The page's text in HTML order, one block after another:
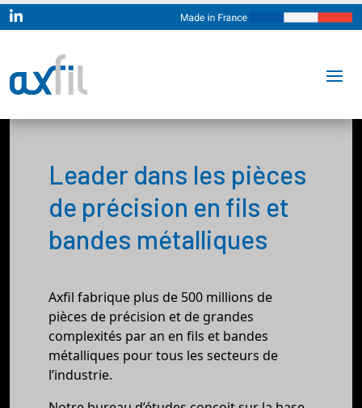

Leader dans les pièces
de précision en fils et
bandes métalliques
Axfil fabrique plus de 500 millions de
pièces de précision et de grandes
complexités par an en fils et bandes
métalliques pour tous les secteurs de
l’industrie.